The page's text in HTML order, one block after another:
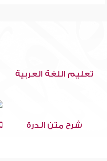
تعليم اللغة العربية
شرح متن الدرة